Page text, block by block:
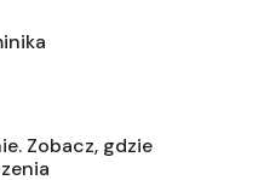
Zobacz, gdzie